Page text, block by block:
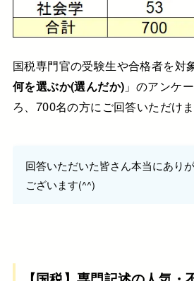
国税専門官の受験生や合格者を対
何を選ぶか(選んだか) 」のアンケ
ろ、700名の方にご回答いただけま
回答いただいた皆さん本当にあり
ございます(^^)